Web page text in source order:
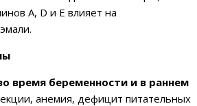
A, D и E влияет на
время беременности и в раннем
анемия, дефицит питательных